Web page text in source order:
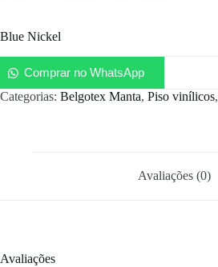
Blue Nickel
Comprar no WhatsApp
Categorias: Belgotex Manta, Piso vinílicos,
Avaliações (0)
Avaliações